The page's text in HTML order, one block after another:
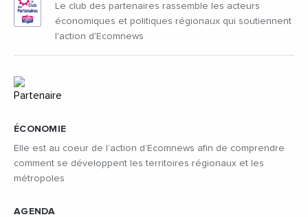
ÉCONOMIE
Elle est au coeur de l’action d’Ecomnews afin de comprendre
comment se développent les territoires régionaux et les
métropoles
AGENDA
Le club des partenaires rassemble les acteurs
économiques et politiques régionaux qui soutiennent
l'action d'Ecomnews